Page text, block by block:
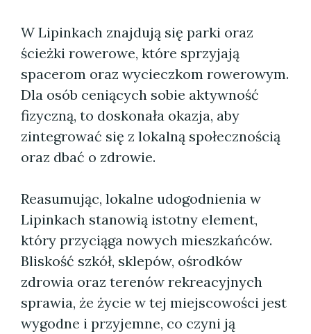
W Lipinkach znajdują się parki oraz
ścieżki rowerowe, które sprzyjają
spacerom oraz wycieczkom rowerowym.
Dla osób ceniących sobie aktywność
fizyczną, to doskonała okazja, aby
zintegrować się z lokalną społecznością
oraz dbać o zdrowie.
Reasumując, lokalne udogodnienia w
Lipinkach stanowią istotny element,
który przyciąga nowych mieszkańców.
Bliskość szkół, sklepów, ośrodków
zdrowia oraz terenów rekreacyjnych
sprawia, że życie w tej miejscowości jest
wygodne i przyjemne, co czyni ją